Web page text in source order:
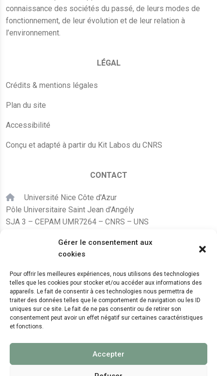
Gérer le consentement aux
cookies
Pour offrir les meilleures expériences, nous utilisons des technologies
telles que les cookies pour stocker et/ou accéder aux informations des
appareils. Le fait de consentir à ces technologies nous permettra de
traiter des données telles que le comportement de navigation ou les ID
uniques sur ce site. Le fait de ne pas consentir ou de retirer son
consentement peut avoir un effet négatif sur certaines caractéristiques
et fonctions.
Accepter
connaissance des sociétés du passé, de leurs modes de
fonctionnement, de leur évolution et de leur relation à
l’environnement.
LÉGAL
Crédits & mentions légales
Plan du site
Accessibilité
Conçu et adapté à partir du Kit Labos du CNRS
CONTACT
Université Nice Côte d'Azur
Pôle Universitaire Saint Jean d’Angély
SJA 3 – CEPAM UMR7264 – CNRS – UNS
+33 (0)4 89 15 24 08
LE CEPAM EST HÉBERGÉ PAR